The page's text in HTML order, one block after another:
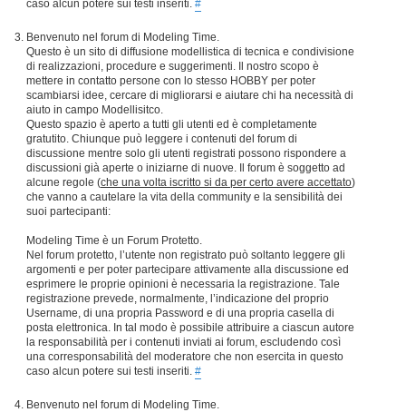
caso alcun potere sui testi inseriti. #
Benvenuto nel forum di Modeling Time.
Questo è un sito di diffusione modellistica di tecnica e condivisione
di realizzazioni, procedure e suggerimenti. Il nostro scopo è
mettere in contatto persone con lo stesso HOBBY per poter
scambiarsi idee, cercare di migliorarsi e aiutare chi ha necessità di
aiuto in campo Modellisitco.
Questo spazio è aperto a tutti gli utenti ed è completamente
gratutito. Chiunque può leggere i contenuti del forum di
discussione mentre solo gli utenti registrati possono rispondere a
discussioni già aperte o iniziarne di nuove. Il forum è soggetto ad
alcune regole (che una volta iscritto si da per certo avere accettato)
che vanno a cautelare la vita della community e la sensibilità dei
suoi partecipanti:
Modeling Time è un Forum Protetto.
Nel forum protetto, l’utente non registrato può soltanto leggere gli
argomenti e per poter partecipare attivamente alla discussione ed
esprimere le proprie opinioni è necessaria la registrazione. Tale
registrazione prevede, normalmente, l’indicazione del proprio
Username, di una propria Password e di una propria casella di
posta elettronica. In tal modo è possibile attribuire a ciascun autore
la responsabilità per i contenuti inviati ai forum, escludendo così
una corresponsabilità del moderatore che non esercita in questo
caso alcun potere sui testi inseriti. #
Benvenuto nel forum di Modeling Time.